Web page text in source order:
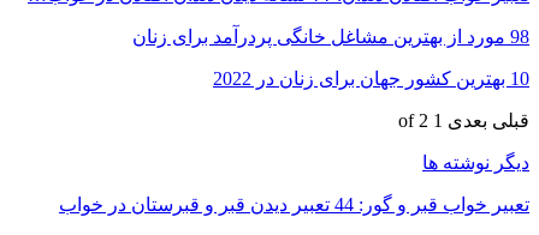
98 مورد از بهترین مشاغل خانگی پردرآمد برای زنان
10 بهترین کشور جهان برای زنان در 2022
قبلی بعدی 1 of 2
دیگر نوشته ها
تعبیر خواب قبر و گور: 44 تعبیر دیدن قبر و قبرستان در خواب